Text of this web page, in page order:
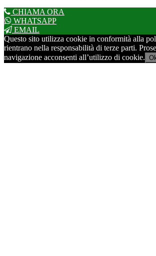
CHIAMA ORA
WHATSAPP
EMAIL
Questo sito utilizza cookie in conformità alla
rientrano nella responsabilità di terze parti.
navigazione acconsenti all’utilizzo di cookie.